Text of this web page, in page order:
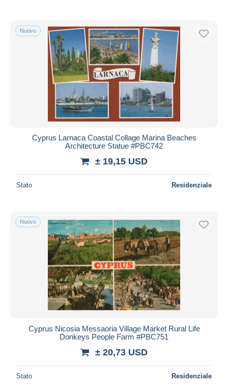
Nuovo
Cyprus Larnaca Coastal Collage Marina Beaches
Architecture Statue #PBC742
± 19,15 USD
Stato Residenziale
Nuovo
Cyprus Nicosia Messaoria Village Market Rural Life
Donkeys People Farm #PBC751
± 20,73 USD
Stato Residenziale